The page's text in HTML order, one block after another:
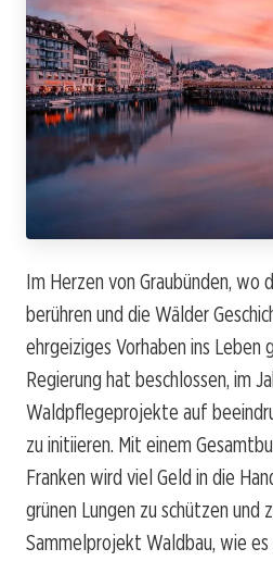
Im Herzen von Graubünden, wo
berühren und die Wälder
ehrgeiziges Vorhaben ins Leben
Regierung hat beschlossen, im
Waldpflegeprojekte auf
zu initiieren. Mit einem
Franken wird viel Geld in die
grünen Lungen zu schützen und
Sammelprojekt Waldbau, wie